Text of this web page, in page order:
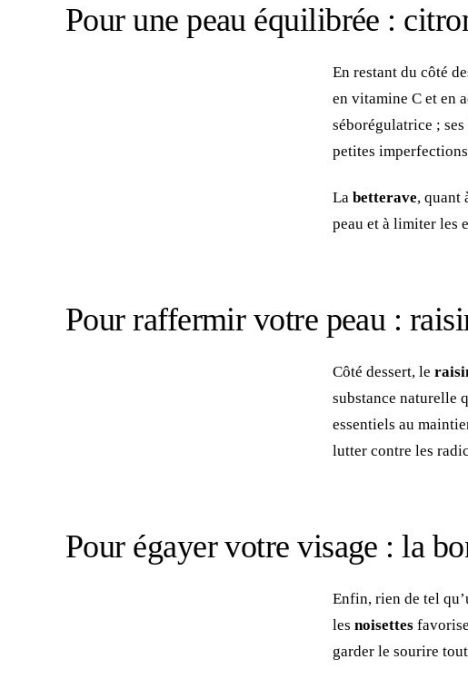
Pour une peau équilibrée :
En restant du côté
en vitamine C et en
séborégulatrice ;
petites
La betterave, quant
peau et à limiter les
Pour raffermir votre peau :
Côté dessert, le
substance naturelle
essentiels au
lutter contre les
Pour égayer votre visage : la
Enfin, rien de tel
les noisettes
garder le sourire